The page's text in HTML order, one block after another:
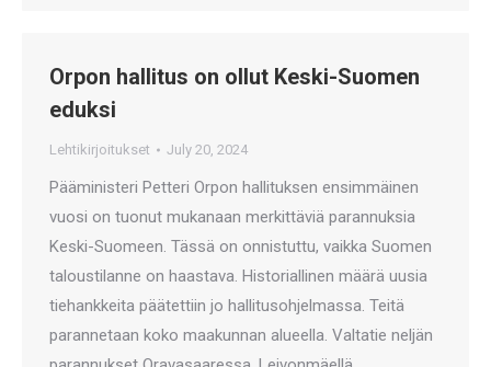
Orpon hallitus on ollut Keski-Suomen
eduksi
Lehtikirjoitukset July 20, 2024
Pääministeri Petteri Orpon hallituksen ensimmäinen
vuosi on tuonut mukanaan merkittäviä parannuksia
Keski-Suomeen. Tässä on onnistuttu, vaikka Suomen
taloustilanne on haastava. Historiallinen määrä uusia
tiehankkeita päätettiin jo hallitusohjelmassa. Teitä
parannetaan koko maakunnan alueella. Valtatie neljän